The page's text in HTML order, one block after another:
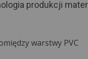
produkcji
warstwy PVC